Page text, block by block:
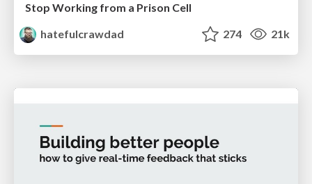
Stop Working from a Prison Cell
hatefulcrawdad
274 21k